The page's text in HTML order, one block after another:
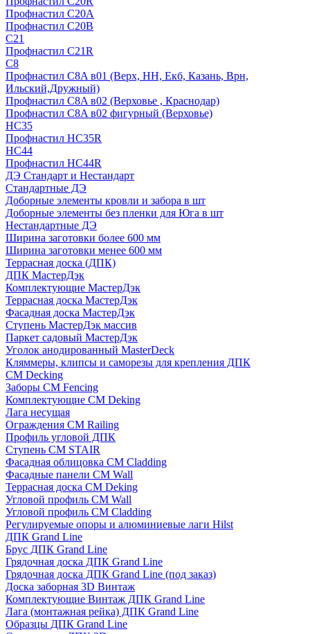
Профнастил С20А
Профнастил С20В
C21
Профнастил С21R
C8
Профнастил С8A в01 (Верх, НН, Екб, Казань, Врн,
Ильский,Дружный)
Профнастил С8A в02 (Верховье , Краснодар)
Профнастил С8A в02 фигурный (Верховье)
HС35
Профнастил HC35R
НС44
Профнастил НС44R
ДЭ Стандарт и Нестандарт
Стандартные ДЭ
Доборные элементы кровли и забора в шт
Доборные элементы без пленки для Юга в шт
Нестандартные ДЭ
Ширина заготовки более 600 мм
Ширина заготовки менее 600 мм
Террасная доска (ДПК)
ДПК МастерДэк
Комплектующие МастерДэк
Террасная доска МастерДэк
Фасадная доска МастерДэк
Ступень МастерДэк массив
Паркет садовый МастерДэк
Уголок анодированный MasterDeck
Кляммеры, клипсы и саморезы для крепления ДПК
CM Decking
Заборы CM Fencing
Комплектующие CM Deking
Лага несущая
Ограждения CM Railing
Профиль угловой ДПК
Ступень CM STAIR
Фасадная облицовка CM Cladding
Фасадные панели CM Wall
Террасная доска CM Deking
Угловой профиль CM Wall
Угловой профиль CM Cladding
Регулируемые опоры и алюминиевые лаги Hilst
ДПК Grand Line
Брус ДПК Grand Line
Грядочная доска ДПК Grand Line
Грядочная доска ДПК Grand Line (под заказ)
Доска заборная 3D Винтаж
Комплектующие Винтаж ДПК Grand Line
Лага (монтажная рейка) ДПК Grand Line
Образцы ДПК Grand Line